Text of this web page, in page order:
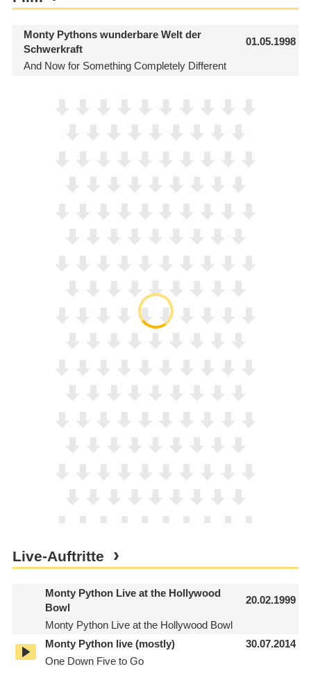
Monty Pythons wunderbare Welt der
Schwerkraft
And Now for Something Completely Different
01.05.1998
Live-Auftritte
Monty Python Live at the Hollywood
Bowl
Monty Python Live at the Hollywood Bowl
20.02.1999
Monty Python live (mostly)
One Down Five to Go
30.07.2014